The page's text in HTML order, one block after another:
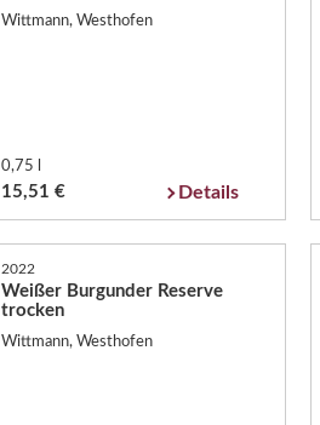
Wittmann, Westhofen
0,75 l
15,51 € Details
2022
Weißer Burgunder Reserve
trocken
Wittmann, Westhofen